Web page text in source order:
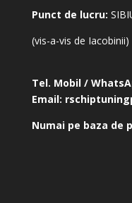
Punct de lucru:
(vis-a-vis de Iacobinii)
Tel. Mobil /
Email:
Numai pe baza de